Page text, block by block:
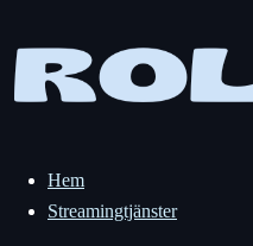
innehåll
Hem
Streamingtjänster